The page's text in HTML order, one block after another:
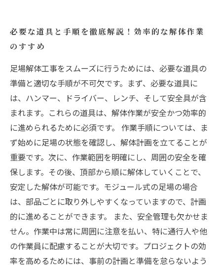
必要な道具と手順を徹底解説！効率的な解体作業
のすすめ
足場解体工事をスムーズに行うためには、必要な道具の
準備と適切な手順が不可欠です。まず、必要な道具に
は、ハンマー、ドライバー、レンチ、そして安全具が含
まれます。これらの道具は、解体作業が安全かつ効率的
に進められるために必須です。 作業手順については、ま
ず始めに足場の状態を確認し、解体計画を立てることが
重要です。次に、作業範囲を明確にし、周囲の安全を確
保します。その後、頂部から順に解体していくことで、
安定した解体が可能です。モジュール式の足場の場合
は、部品ごとに取り外しやすくなっていますので、計画
的に進めることができます。 また、安全管理も欠かせま
せん。作業中は常に周囲に注意を払い、特に通行人や他
の作業員に配慮することが大切です。プロジェクトの効
率を高めるためには、事前の計画と準備を怠らないよう